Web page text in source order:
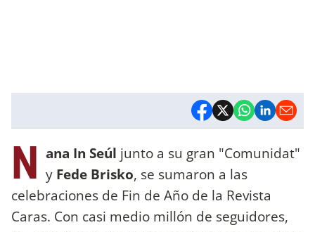
N ana In Seúl junto a su gran "Comunidat"
y Fede Brisko, se sumaron a las
celebraciones de Fin de Año de la Revista
Caras. Con casi medio millón de seguidores,